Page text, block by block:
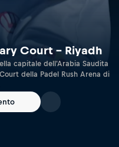
Court – Riyadh
capitale dell'Arabia Saudita
della Padel Rush Arena di